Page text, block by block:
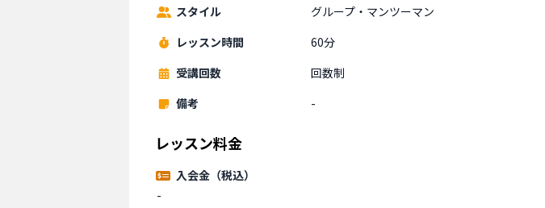
スタイル
グループ・マンツーマン
レッスン時間
60分
受講回数
回数制
備考
-
レッスン料金
入会金（税込）
-